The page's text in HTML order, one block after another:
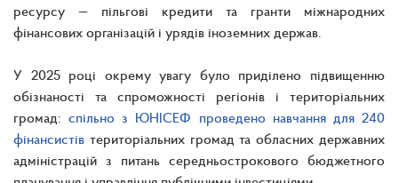
ресурсу — пільгові кредити та гранти міжнародних
фінансових організацій і урядів іноземних держав.
У 2025 році окрему увагу було приділено підвищенню
обізнаності та спроможності регіонів і територіальних
громад:спільно з ЮНІСЕФ проведено навчання для 240
фінансистів територіальних громад та обласних державних
адміністрацій з питань середньострокового бюджетного